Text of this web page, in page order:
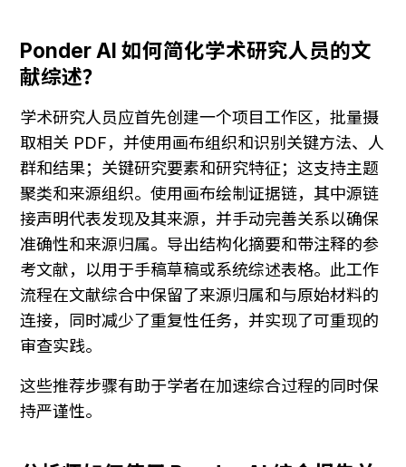
Ponder AI 如何简化学术研究人员的文
献综述？
学术研究人员应首先创建一个项目工作区，批量摄
取相关 PDF，并使用画布组织和识别关键方法、人
群和结果；关键研究要素和研究特征；这支持主题
聚类和来源组织。使用画布绘制证据链，其中源链
接声明代表发现及其来源，并手动完善关系以确保
准确性和来源归属。导出结构化摘要和带注释的参
考文献，以用于手稿草稿或系统综述表格。此工作
流程在文献综合中保留了来源归属和与原始材料的
连接，同时减少了重复性任务，并实现了可重现的
审查实践。
这些推荐步骤有助于学者在加速综合过程的同时保
持严谨性。